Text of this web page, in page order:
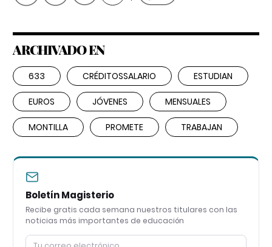
ARCHIVADO EN
633 CRÉDITOSSALARIO ESTUDIAN
EUROS JÓVENES MENSUALES
MONTILLA PROMETE TRABAJAN
Boletín Magisterio
Recibe gratis cada semana nuestros titulares con las
noticias más importantes de educación